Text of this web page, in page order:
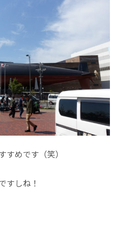
めです（笑）
すしね！